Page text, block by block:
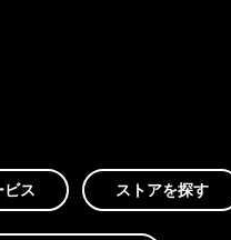
ス ストアを探す